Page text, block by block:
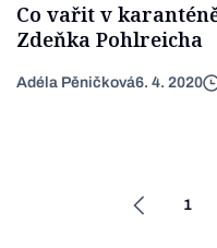
Co vařit v
Zdeňka Pohlreicha
Adéla Pěničková6. 4. 2020
1